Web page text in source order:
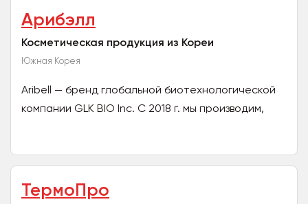
Арибэлл
Косметическая продукция из Кореи
Южная Корея
Aribell — бренд глобальной биотехнологической
компании GLK BIO Inc. С 2018 г. мы производим,
ТермоПро